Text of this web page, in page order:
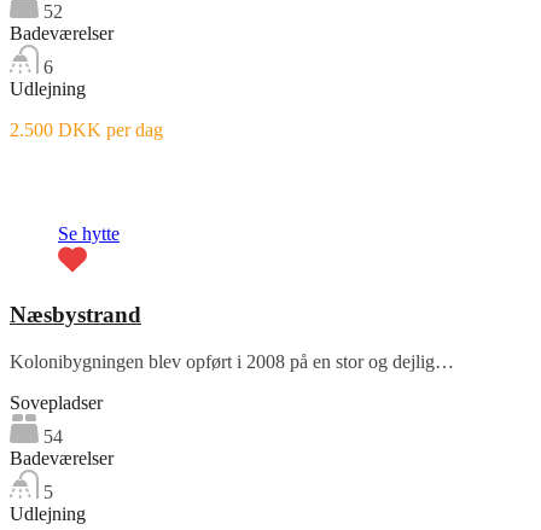
52
Badeværelser
6
Udlejning
2.500 DKK per dag
Se hytte
Næsbystrand
Kolonibygningen blev opført i 2008 på en stor og dejlig…
Sovepladser
54
Badeværelser
5
Udlejning